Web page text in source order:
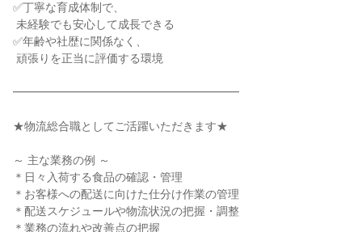
✅丁寧な育成体制で、
✅年齢や社歴に関係なく、
━━━━━━━━━━━━━━━━━━━━
★物流総合職としてご活躍いただきます★
～ 主な業務の例 ～
＊日々入荷する食品の確認・管理
＊お客様への配送に向けた仕分け作業の管理
＊配送スケジュールや物流状況の把握・調整
＊業務の流れや改善点の把握